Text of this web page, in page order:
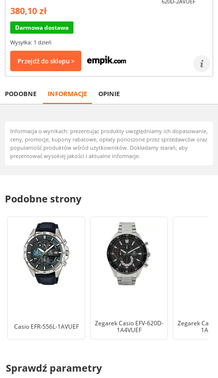
380,10 zł
Darmowa dostawa
Wysyłka: 1 dzień
Przejdź do sklepu >
PODOBNE INFORMACJE OPINIE
Informacja o wynikach: prezentując produkty uwzględniamy ich dopasowanie,
ceny, promocje, kupony rabatowe, opłaty ponoszone przez sprzedawców oraz
popularność produktów wśród użytkowników. Dokładamy starań, aby
prezentować wysokiej jakości i aktualne informacje.
Podobne strony
Casio EFR-556L-1AVUEF
Zegarek Casio EFV-620D-
1A4VUEF
Zegarek Casio
Sprawdź parametry